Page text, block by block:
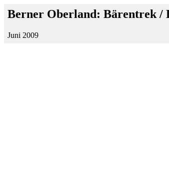
Berner Oberland: Bärentrek /
Juni 2009